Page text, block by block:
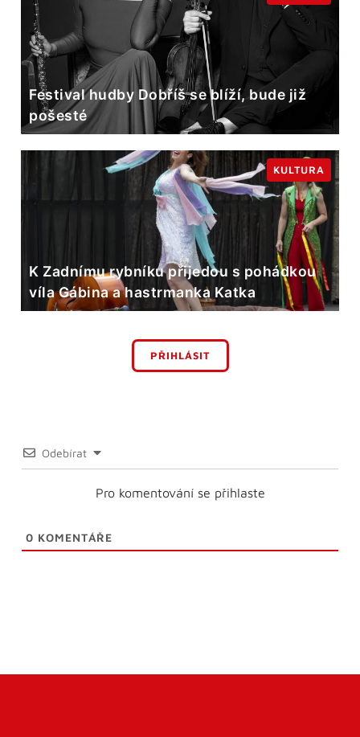
Festival hudby Dobříš se blíží, bude již
pošesté
K Zadnímu rybníku přijedou s pohádkou
víla Gábina a hastrmanka Katka
KULTURA
PŘIHLÁSIT
Odebírat
Pro komentování se přihlaste
0 KOMENTÁŘE